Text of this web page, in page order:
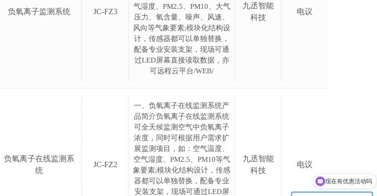
负氧离子监测系统 JC-FZ3
气湿度、PM2.5、PM10、大气
压力、氧含量、噪声、风速、
风向等气象要素;模块化结构设
计，传感器都可以单独替换，
配备专业安装支架，现场可通
过LED屏幕直接读取数据，亦
可远程云平台/WEB/
九丞智能
科技
电议
负氧离子在线监测系
统
JC-FZ2
一、负氧离子在线监测系统产
品简介负氧离子在线监测系统
可全天候监测空气中负氧离子
浓度，同时可根据用户需求扩
展监测项目，如：空气温度、
空气湿度、PM2.5、PM10等气
象要素;模块化结构设计，传感
器都可以单独替换，配备专业
安装支架，现场可通过LED屏
九丞智能
科技
电议
可以介绍下你们的产品么